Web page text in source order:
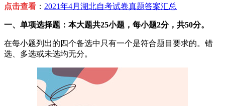
点击查看 ： 2021年4月湖北自考试卷真题答案汇总
一、单项选择题：本大题共25小题，每小题2分，共50分。
在每小题列出的四个备选中只有一个是符合题目要求的。错
选、多选或未选均无分。